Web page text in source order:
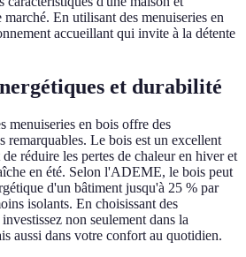
En utilisant des menuiseries en
accueillant qui invite à la détente
et durabilité
menuiseries en bois offre des
remarquables. Le bois est un excellent
réduire les pertes de chaleur en hiver et
en été. Selon l'ADEME, le bois peut
d'un bâtiment jusqu'à 25 % par
isolants. En choisissant des
non seulement dans la
aussi dans votre confort au quotidien.